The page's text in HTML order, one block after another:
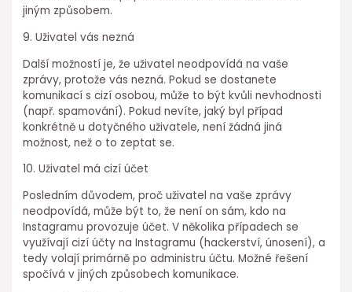
jiným způsobem.
9. Uživatel vás nezná
Další možností je, že uživatel neodpovídá na vaše
zprávy, protože vás nezná. Pokud se dostanete
komunikací s cizí osobou, může to být kvůli nevhodnosti
(např. spamování). Pokud nevíte, jaký byl případ
konkrétně u dotyčného uživatele, není žádná jiná
možnost, než o to zeptat se.
10. Uživatel má cizí účet
Posledním důvodem, proč uživatel na vaše zprávy
neodpovídá, může být to, že není on sám, kdo na
Instagramu provozuje účet. V několika případech se
využívají cizí účty na Instagramu (hackerství, únosení), a
tedy volají primárně po administru účtu. Možné řešení
spočívá v jiných způsobech komunikace.